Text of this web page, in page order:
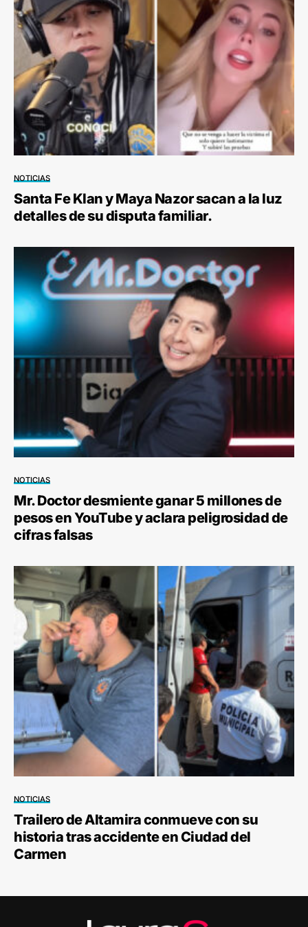
NOTICIAS
Santa Fe Klan y Maya Nazor sacan a la luz
detalles de su disputa familiar.
NOTICIAS
Mr. Doctor desmiente ganar 5 millones de
pesos en YouTube y aclara peligrosidad de
cifras falsas
NOTICIAS
Trailero de Altamira conmueve con su
historia tras accidente en Ciudad del
Carmen